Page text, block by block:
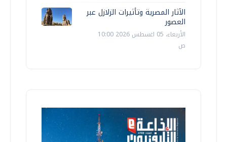
الآثار المصرية وتأثيرات الزلازل عبر
العصور
الأربعاء، 05 اغسطس 2026 10:00
ص